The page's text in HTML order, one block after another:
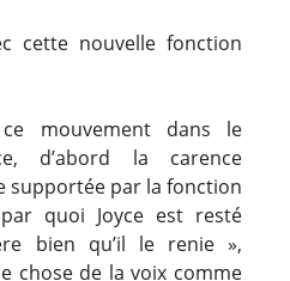
cette nouvelle fonction
mouvement dans le
d’abord la carence
supportée par la fonction
quoi Joyce est resté
bien qu’il le renie »,
chose de la voix comme